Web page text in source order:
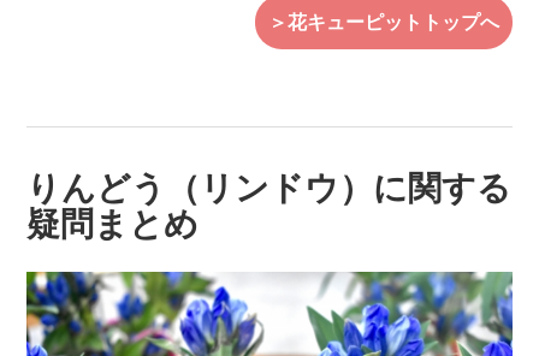
＞花キューピットトップへ
りんどう（リンドウ）に関する
疑問まとめ